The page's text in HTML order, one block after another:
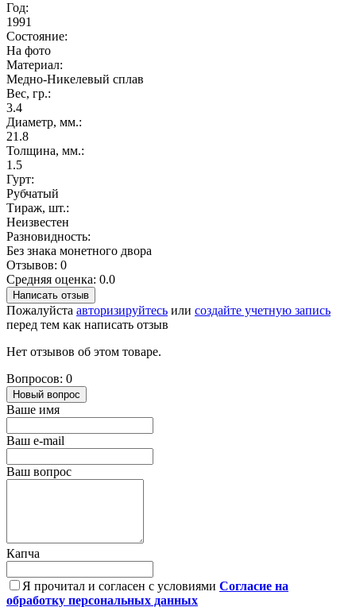
Год:
1991
Состояние:
На фото
Материал:
Медно-Никелевый сплав
Вес, гр.:
3.4
Диаметр, мм.:
21.8
Толщина, мм.:
1.5
Гурт:
Рубчатый
Тираж, шт.:
Неизвестен
Разновидность:
Без знака монетного двора
Отзывов: 0
Средняя оценка: 0.0
Написать отзыв
Пожалуйста авторизируйтесь или создайте учетную запись
перед тем как написать отзыв
Нет отзывов об этом товаре.
Вопросов: 0
Новый вопрос
Ваше имя
Ваш e-mail
Ваш вопрос
Капча
Я прочитал и согласен с условиями Согласие на
обработку персональных данных